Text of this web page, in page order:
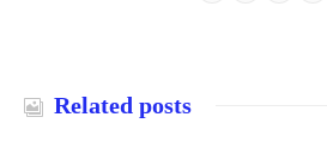
Related posts